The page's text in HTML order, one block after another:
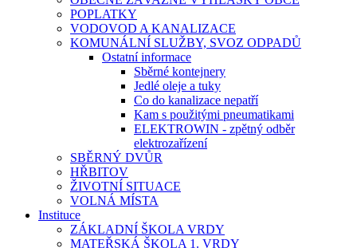
POPLATKY
VODOVOD A KANALIZACE
KOMUNÁLNÍ SLUŽBY, SVOZ ODPADŮ
Ostatní informace
Sběrné kontejnery
Jedlé oleje a tuky
Co do kanalizace nepatří
Kam s použitými pneumatikami
ELEKTROWIN - zpětný odběr
elektrozařízení
SBĚRNÝ DVŮR
HŘBITOV
ŽIVOTNÍ SITUACE
VOLNÁ MÍSTA
Instituce
ZÁKLADNÍ ŠKOLA VRDY
MATEŘSKÁ ŠKOLA 1. VRDY